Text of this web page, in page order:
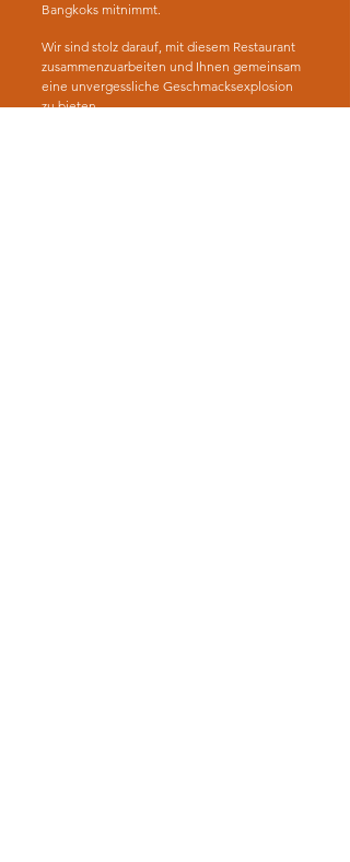
Bangkoks mitnimmt.
Wir sind stolz darauf, mit diesem Restaurant
zusammenzuarbeiten und Ihnen gemeinsam
eine unvergessliche Geschmacksexplosion
zu bieten.